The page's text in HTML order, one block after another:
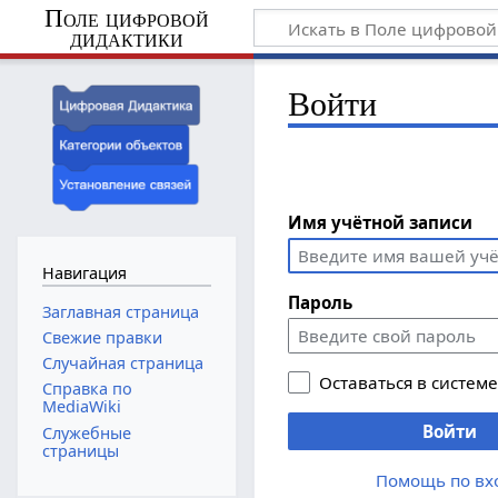
Поле цифровой
дидактики
Войти
Имя учётной записи
Пароль
Оставаться в системе
Войти
Помощь по
Навигация
Заглавная страница
Свежие правки
Случайная страница
Справка по
MediaWiki
Служебные
страницы